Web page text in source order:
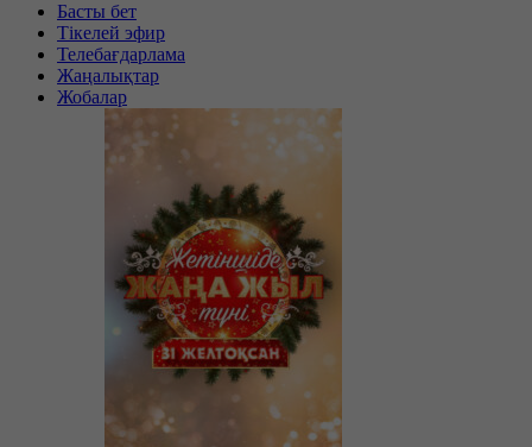
Басты бет
Тікелей эфир
Телебағдарлама
Жаңалықтар
Жобалар